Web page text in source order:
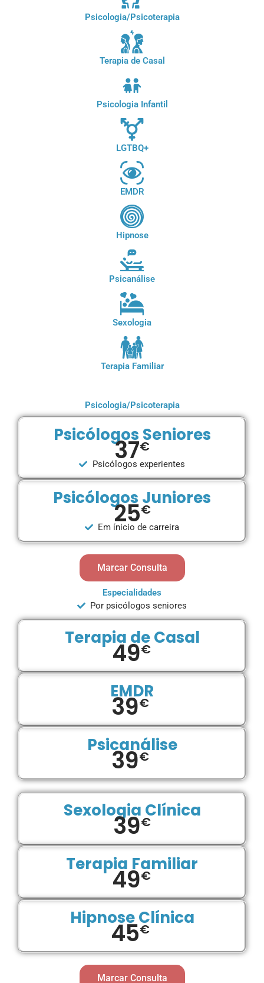
Psicologia/Psicoterapia
Terapia de Casal
Psicologia Infantil
LGTBQ+
EMDR
Hipnose
Psicanálise
Sexologia
Terapia Familiar
Psicologia/Psicoterapia
Psicólogos Seniores
37€
Psicólogos experientes
Psicólogos Juniores
25€
Em ínicio de carreira
Marcar Consulta
Especialidades
Por psicólogos seniores
Terapia de Casal
49€
EMDR
39€
Psicanálise
39€
Sexologia Clínica
39€
Terapia Familiar
49€
Hipnose Clínica
45€
Marcar Consulta